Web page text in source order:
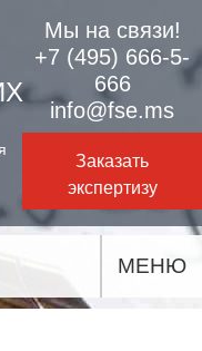
Мы на связи!
+7 (495) 666-5-
666
info@fse.ms
Заказать
экспертизу
МЕНЮ